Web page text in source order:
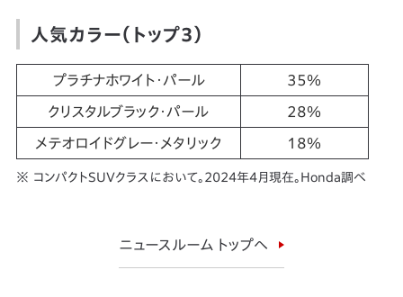
人気カラー（トップ3）
プラチナホワイト・パール 35％
クリスタルブラック・パール 28％
メテオロイドグレー・メタリック 18％
※ コンパクトSUVクラスにおいて。2024年4月現在。Honda調べ
ニュースルーム トップへ